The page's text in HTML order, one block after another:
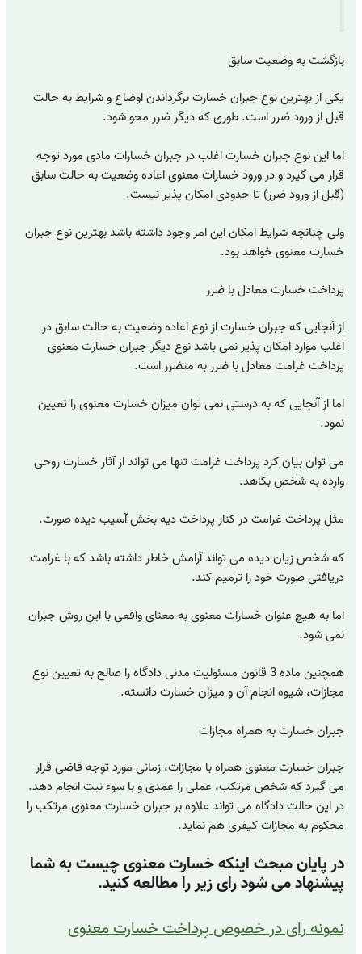
بازگشت به وضعیت سابق
یکی از بهترین نوع جبران خسارت برگرداندن اوضاع و شرایط به حالت
قبل از ورود ضرر است. طوری که دیگر ضرر محو شود.
اما این نوع جبران خسارت اغلب در جبران خسارات مادی مورد توجه
قرار می گیرد و در ورود خسارات معنوی اعاده وضعیت به حالت سابق
(قبل از ورود ضرر) تا حدودی امکان پذیر نیست.
ولی چنانچه شرایط امکان این امر وجود داشته باشد بهترین نوع جبران
خسارت معنوی خواهد بود.
پرداخت خسارت معادل با ضرر
از آنجایی که جبران خسارت از نوع اعاده وضعیت به حالت سابق در
اغلب موارد امکان پذیر نمی باشد نوع دیگر جبران خسارت معنوی
پرداخت غرامت معادل با ضرر به متضرر است.
اما از آنجایی که به درستی نمی توان میزان خسارت معنوی را تعیین
نمود.
می توان بیان کرد پرداخت غرامت تنها می تواند از آثار خسارت روحی
وارده به شخص بکاهد.
مثل پرداخت غرامت در کنار پرداخت دیه بخش آسیب دیده صورت.
که شخص زیان دیده می تواند آرامش خاطر داشته باشد که با غرامت
دریافتی صورت خود را ترمیم کند.
اما به هیچ عنوان خسارات معنوی به معنای واقعی با این روش جبران
نمی شود.
همچنین ماده 3 قانون مسئولیت مدنی دادگاه را صالح به تعیین نوع
مجازات، شیوه انجام آن و میزان خسارت دانسته.
جبران خسارت به همراه مجازات
جبران خسارت معنوی همراه با مجازات، زمانی مورد توجه قاضی قرار
می گیرد که شخص مرتکب، عملی را عمدی و با سوء نیت انجام دهد.
در این حالت دادگاه می تواند علاوه بر جبران خسارت معنوی مرتکب را
محکوم به مجازات کیفری هم نماید.
در پایان مبحث اینکه خسارت معنوی چیست به شما
پیشنهاد می شود رای زیر را مطالعه کنید.
نمونه رای در خصوص پرداخت خسارت معنوی